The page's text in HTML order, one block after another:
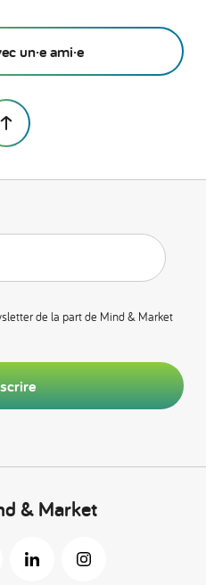
un·e ami·e
de la part de Mind & Market
& Market